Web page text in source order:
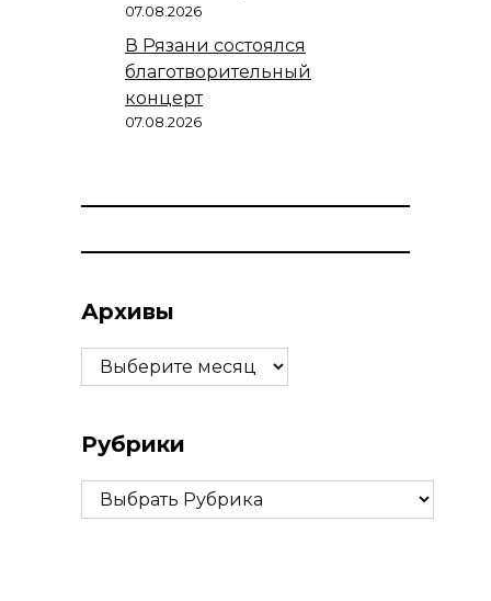
07.08.2026
В Рязани состоялся
благотворительный
концерт
07.08.2026
Архивы
Архивы
Рубрики
Рубрики